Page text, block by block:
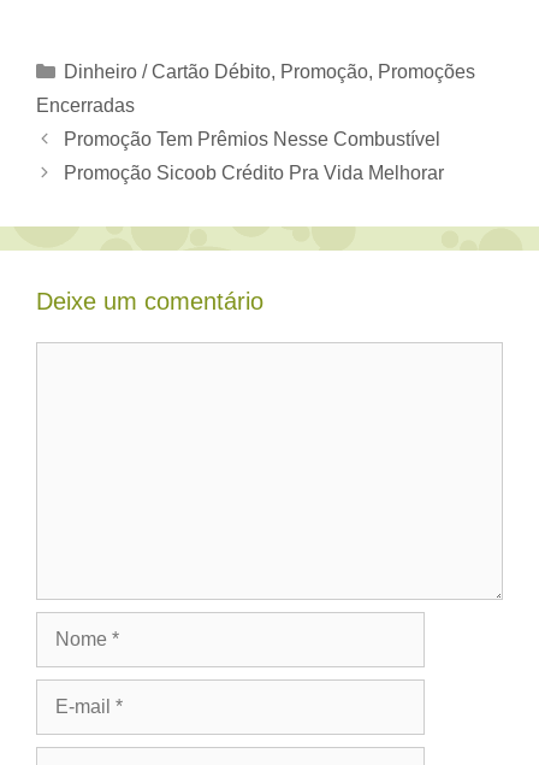
Categorias
Dinheiro / Cartão Débito, Promoção, Promoções
Encerradas
Promoção Tem Prêmios Nesse Combustível
Promoção Sicoob Crédito Pra Vida Melhorar
Deixe um comentário